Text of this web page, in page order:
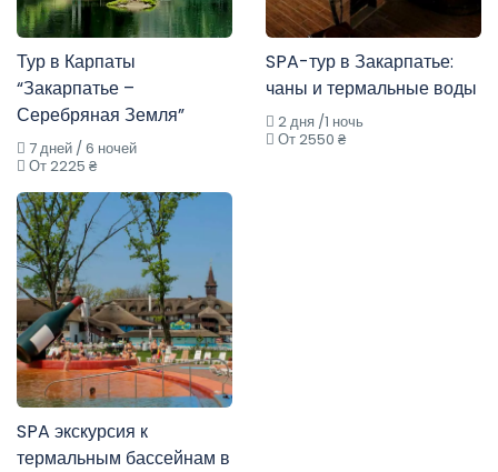
Тур в Карпаты
“Закарпатье –
Серебряная Земля”
7 дней / 6 ночей
От 2225 ₴
SPA-тур в Закарпатье:
чаны и термальные воды
2 дня /1 ночь
От 2550 ₴
SPA экскурсия к
термальным бассейнам в